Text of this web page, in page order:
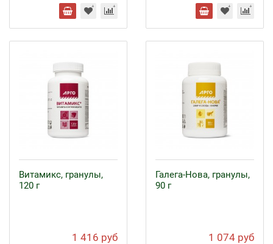
Витамикс, гранулы,
120 г
1 416 руб
Галега-Нова, гранулы,
90 г
1 074 руб